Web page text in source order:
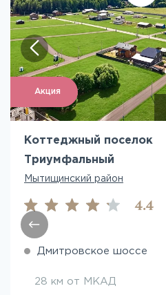
Акция
Коттеджный поселок
Триумфальный
Мытищинский район
4.4
Дмитровское шоссе
28 км от МКАД